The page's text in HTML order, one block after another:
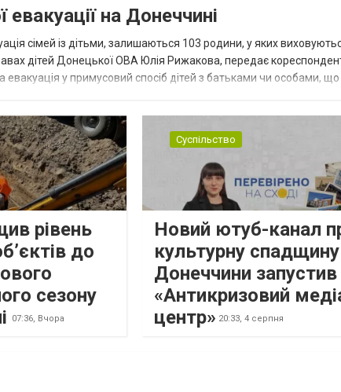
на Донеччині
сімей із дітьми, залишаються 103 родини, у яких
дітей Донецької ОВА Юлія Рижакова, передає
у примусовий спосіб дітей з батьками чи особами, що
рівень
до
сезону
07:36, Вчора
Суспільство
Новий ютуб-канал
культурну спадщину
Донеччини запустив
«Антикризовий
центр» 20:33, 4 серпня